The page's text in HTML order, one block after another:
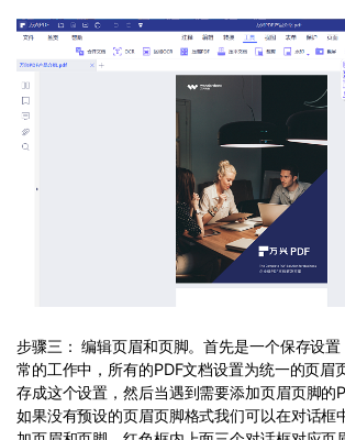
步骤三： 编辑页眉和页脚。首先是一个保存设置
常的工作中，所有的PDF文档设置为统一的页眉
存成这个设置，然后当遇到需要添加页眉页脚的
如果没有预设的页眉页脚格式我们可以在对话框